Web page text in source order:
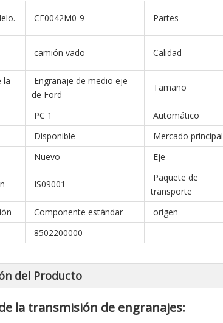
CE0042M0-9 Partes
camión vado Calidad
la
Engranaje de medio eje
de Ford
Tamaño
PC 1 Automático
Disponible Mercado principal
Nuevo Eje
IS09001
Paquete de
transporte
Componente estándar origen
8502200000
del Producto
la transmisión de engranajes: